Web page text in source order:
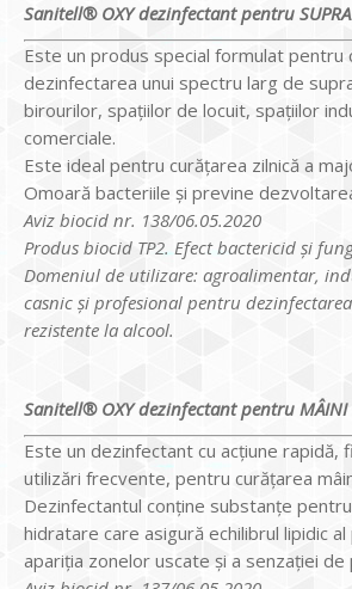
Sanitell® OXY dezinfectant pentru
Este un produs special formulat pentru
dezinfectarea unui spectru larg de
birourilor, spațiilor de locuit, spațiilor
comerciale.
Este ideal pentru curățarea zilnică a
Omoară bacteriile și previne
Aviz biocid nr. 138/06.05.2020
Produs biocid TP2. Efect bactericid și
Domeniul de utilizare: agroalimentar,
casnic și profesional pentru
rezistente la alcool.
Sanitell® OXY dezinfectant pentru MÂINI
Este un dezinfectant cu acțiune rapidă,
utilizări frecvente, pentru curățarea
Dezinfectantul conține substanțe
hidratare care asigură echilibrul lipidic
apariția zonelor uscate și a senzației de